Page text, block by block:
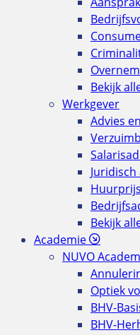
Bekijk
Werkgever
Advies
Juridisch
Bekijk
Academie
NUVO
Optiek
BHV-
BHV-